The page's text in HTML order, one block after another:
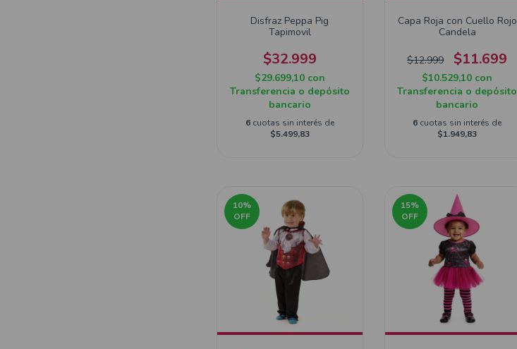
Disfraz Peppa Pig
Tapimovil
$32.999
$29.699,10 con
Transferencia o depósito
bancario
6 cuotas sin interés de
$5.499,83
Capa Roja con Cuello Rojo
Candela
$12.999 $11.699
$10.529,10 con
Transferencia o depósito
bancario
6 cuotas sin interés de
$1.949,83
10%
OFF
15%
OFF